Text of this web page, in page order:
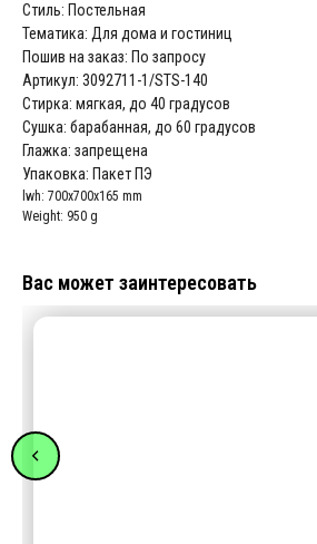
Стиль: Постельная
Тематика: Для дома и гостиниц
Пошив на заказ: По запросу
Артикул: 3092711-1/STS-140
Стирка: мягкая, до 40 градусов
Сушка: барабанная, до 60 градусов
Глажка: запрещена
Упаковка: Пакет ПЭ
lwh: 700x700x165 mm
Weight: 950 g
Вас может заинтересовать